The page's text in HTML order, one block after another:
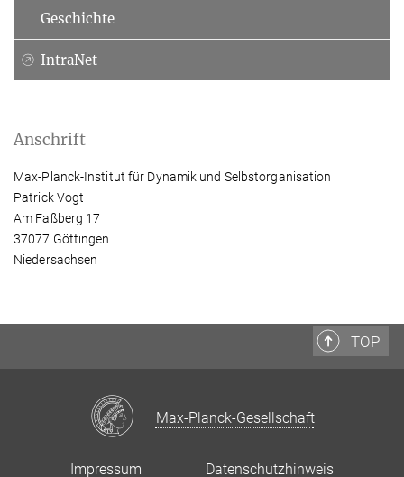
Geschichte
IntraNet
Anschrift
Max-Planck-Institut für Dynamik und Selbstorganisation
Patrick Vogt
Am Faßberg 17
37077 Göttingen
Niedersachsen
TOP
Max-Planck-Gesellschaft
Impressum Datenschutzhinweis